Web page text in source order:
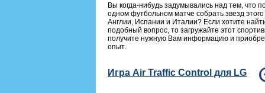
Вы когда-нибудь задумывались над тем, что
одном футбольном матче собрать звезд
Англии, Испании и Италии? Если хотите
подобный вопрос, то загружайте этот
получите нужную Вам информацию и
опыт.
Игра Air Traffic Control для LG